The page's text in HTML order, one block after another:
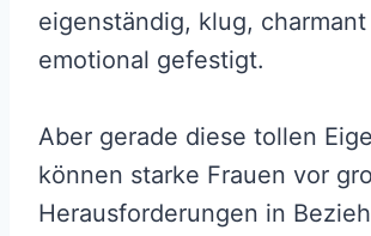
eigenständig, klug,
emotional gefestigt.
Aber gerade diese tollen
können starke Frauen vor
Herausforderungen in